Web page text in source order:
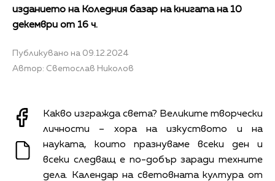
изданието на Коледния базар на книгата на 10
декември от 16 ч.
Публикувано на 09.12.2024
Автор: Светослав Николов
Какво изгражда света? Великите творчески
личности – хора на изкуството и на
науката, които празнуваме всеки ден и
всеки следващ е по-добър заради техните
дела. Календар на световната култура от